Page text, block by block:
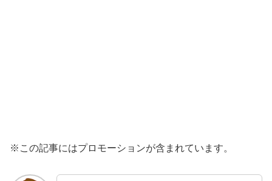
※この記事にはプロモーションが含まれています。